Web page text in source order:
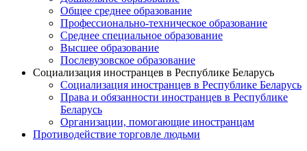
Общее среднее образование
Профессионально-техническое образование
Среднее специальное образование
Высшее образование
Послевузовское образование
Социализация иностранцев в Республике Беларусь
Социализация иностранцев в Республике Беларусь
Права и обязанности иностранцев в Республике
Беларусь
Oрганизации, помогающие иностранцам
Противодействие торговле людьми